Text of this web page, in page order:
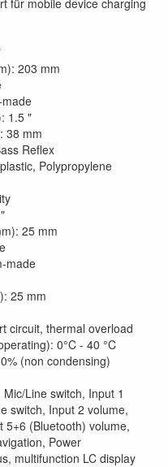
für mobile device charging
203 mm
1.5 "
38 mm
Reflex
Polypropylene
25 mm
made
25 mm
circuit, thermal overload
0°C - 40 °C
(non condensing)
Line switch, Input 1
switch, Input 2 volume,
5+6 (Bluetooth) volume,
Power
multifunction LC display